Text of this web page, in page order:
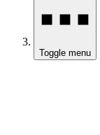
Toggle menu